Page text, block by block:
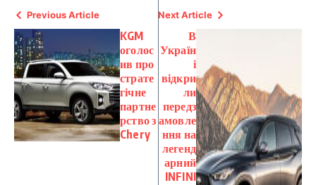
Previous Article
KGM
оголос
ив про
страте
гічне
партне
рство з
Chery
Next Article
В
Україн
і
відкри
ли
передз
амовле
ння на
легенд
арний
INFINI